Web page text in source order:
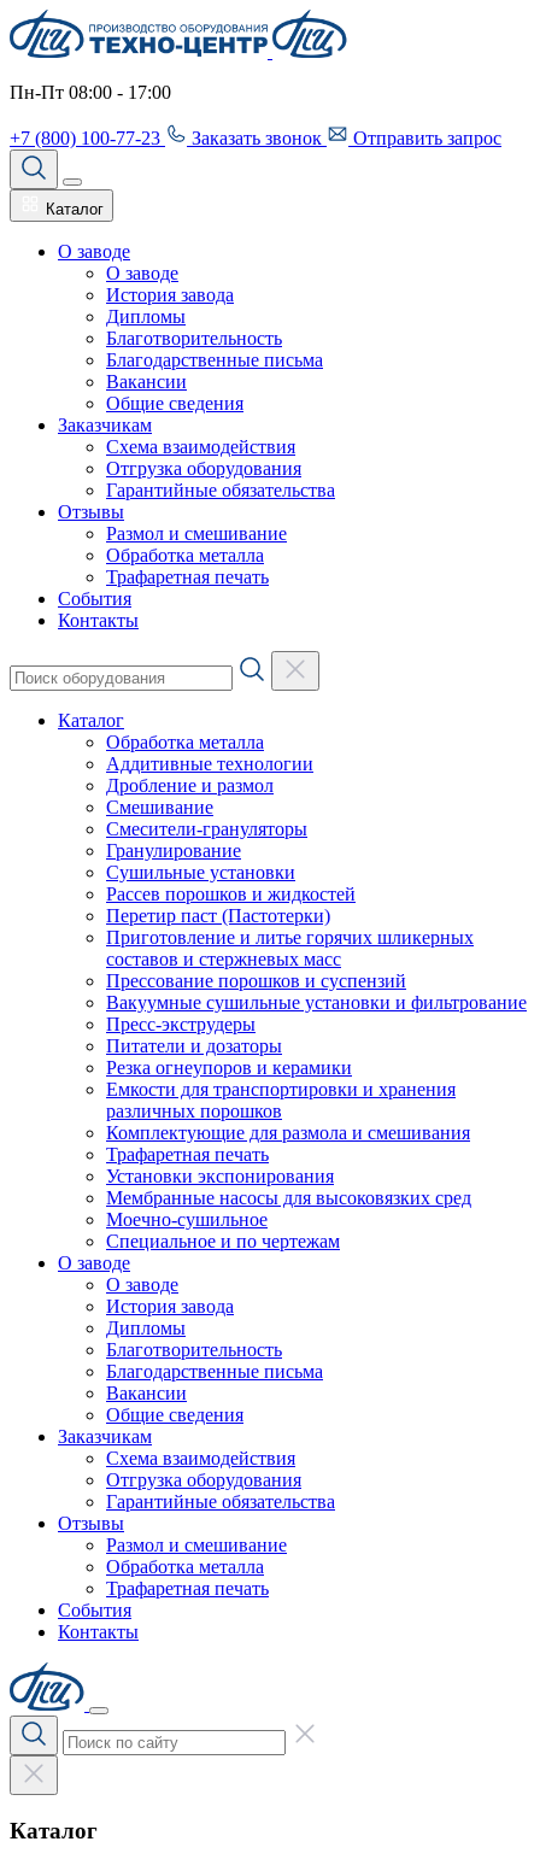
Пн-Пт 08:00 - 17:00
+7 (800) 100-77-23 Заказать звонок Отправить запрос
Каталог
О заводе
О заводе
История завода
Дипломы
Благотворительность
Благодарственные письма
Вакансии
Общие сведения
Заказчикам
Схема взаимодействия
Отгрузка оборудования
Гарантийные обязательства
Отзывы
Размол и смешивание
Обработка металла
Трафаретная печать
События
Контакты
Каталог
Обработка металла
Аддитивные технологии
Дробление и размол
Смешивание
Смесители-грануляторы
Гранулирование
Сушильные установки
Рассев порошков и жидкостей
Перетир паст (Пастотерки)
Приготовление и литье горячих шликерных
составов и стержневых масс
Прессование порошков и суспензий
Вакуумные сушильные установки и фильтрование
Пресс-экструдеры
Питатели и дозаторы
Резка огнеупоров и керамики
Емкости для транспортировки и хранения
различных порошков
Комплектующие для размола и смешивания
Трафаретная печать
Установки экспонирования
Мембранные насосы для высоковязких сред
Моечно-сушильное
Специальное и по чертежам
О заводе
О заводе
История завода
Дипломы
Благотворительность
Благодарственные письма
Вакансии
Общие сведения
Заказчикам
Схема взаимодействия
Отгрузка оборудования
Гарантийные обязательства
Отзывы
Размол и смешивание
Обработка металла
Трафаретная печать
События
Контакты
Каталог